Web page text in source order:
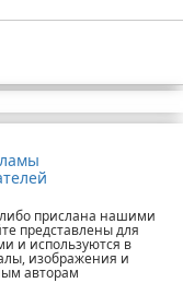
прислана нашими
представлены для
и используются в
изображения и
авторам